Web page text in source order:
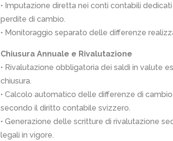
• Imputazione diretta nei conti contabili
perdite di cambio.
• Monitoraggio separato delle differenze
Chiusura Annuale e Rivalutazione
• Rivalutazione obbligatoria dei saldi in valute
chiusura.
• Calcolo automatico delle differenze di
secondo il diritto contabile svizzero.
• Generazione delle scritture di rivalutazione
legali in vigore.